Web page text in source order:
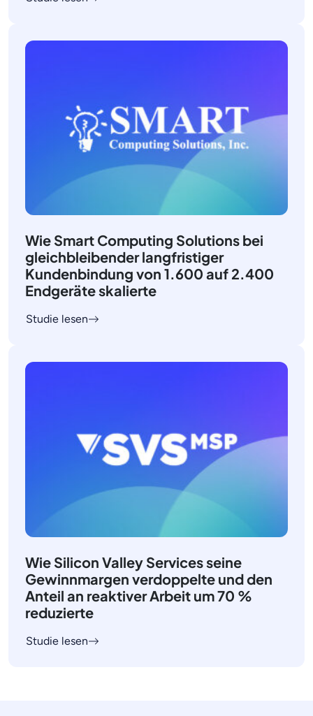
Wie Smart Computing Solutions bei
gleichbleibender langfristiger
Kundenbindung von 1.600 auf 2.400
Endgeräte skalierte
Studie lesen
Wie Silicon Valley Services seine
Gewinnmargen verdoppelte und den
Anteil an reaktiver Arbeit um 70 %
reduzierte
Studie lesen